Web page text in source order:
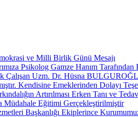
ve Milli Birlik Günü Mesajı
Psikolog Gamze Hanım
Çalışan Uzm. Dr. Hüsna
Kendisine Emeklerinden Dolayı
Artırılması Erken Tanı ve
Müdahale Eğitimi Gerçekleştirilmiştir
Başkanlığı Ekiplerince